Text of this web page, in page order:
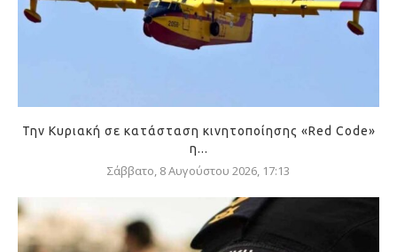
Την Κυριακή σε κατάσταση κινητοποίησης «Red Code»
η...
Σάββατο, 8 Αυγούστου 2026, 17:13